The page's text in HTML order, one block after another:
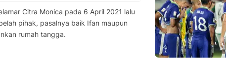
Citra Monica pada 6 April 2021 lalu
pihak, pasalnya baik Ifan maupun
rumah tangga.